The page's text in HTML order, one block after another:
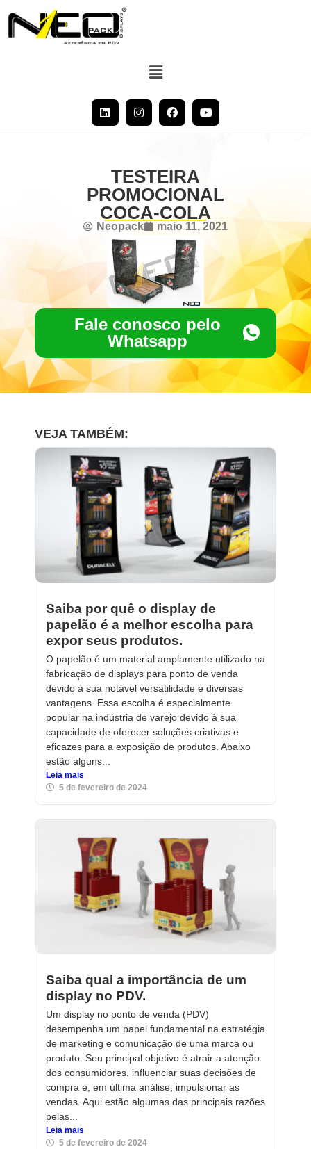
TESTEIRA
PROMOCIONAL
COCA-COLA
Neopack maio 11, 2021
Fale conosco pelo
Whatsapp
VEJA TAMBÉM:
Saiba por quê o display de
papelão é a melhor escolha para
expor seus produtos.
O papelão é um material amplamente utilizado na
fabricação de displays para ponto de venda
devido à sua notável versatilidade e diversas
vantagens. Essa escolha é especialmente
popular na indústria de varejo devido à sua
capacidade de oferecer soluções criativas e
eficazes para a exposição de produtos. Abaixo
estão alguns...
Leia mais
5 de fevereiro de 2024
Saiba qual a importância de um
display no PDV.
Um display no ponto de venda (PDV)
desempenha um papel fundamental na estratégia
de marketing e comunicação de uma marca ou
produto. Seu principal objetivo é atrair a atenção
dos consumidores, influenciar suas decisões de
compra e, em última análise, impulsionar as
vendas. Aqui estão algumas das principais razões
pelas...
Leia mais
5 de fevereiro de 2024